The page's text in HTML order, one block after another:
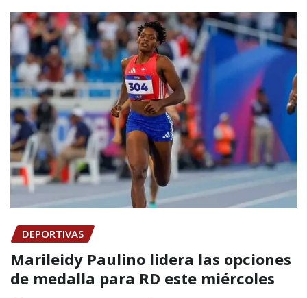
DEPORTIVAS
Marileidy Paulino lidera las opciones
de medalla para RD este miércoles